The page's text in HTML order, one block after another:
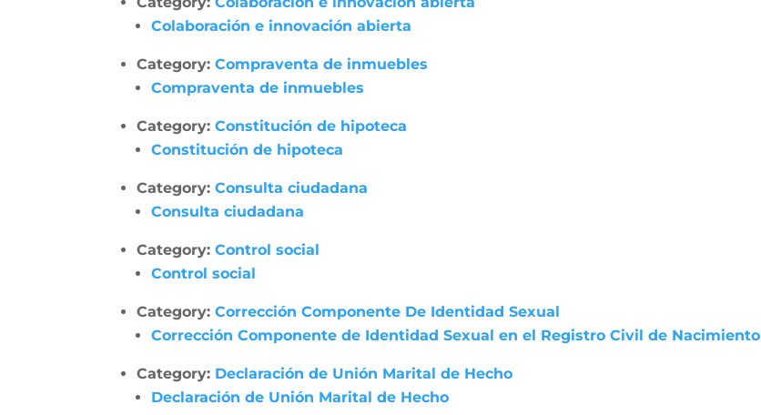
Colaboración e innovación abierta
Category:Compraventa de inmuebles
Compraventa de inmuebles
Category:Constitución de hipoteca
Constitución de hipoteca
Category:Consulta ciudadana
Consulta ciudadana
Category:Control social
Control social
Category:Corrección Componente De Identidad Sexual
Corrección Componente de Identidad Sexual en el Registro Civil de Nacimiento
Category: Declaración de Unión Marital de Hecho
Declaración de Unión Marital de Hecho